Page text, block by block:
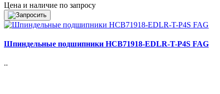
Цена и наличие по запросу
Шпиндельные подшипники HCB71918-EDLR-T-P4S FAG
..